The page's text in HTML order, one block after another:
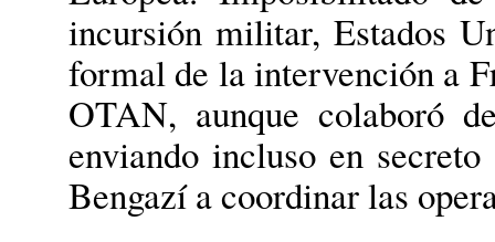
incursión militar, Estados
formal de la intervención a
OTAN, aunque colaboró
enviando incluso en
Bengazí a coordinar las